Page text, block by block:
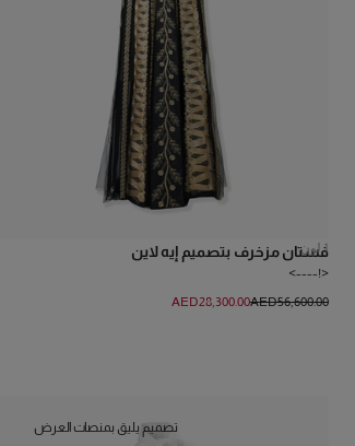
فستان مزخرف بتصميم إيه لاين
<!---->
1 لون
AED‌56,600.00
AED‌28,300.00
تصميم يليق بمنصات العرض